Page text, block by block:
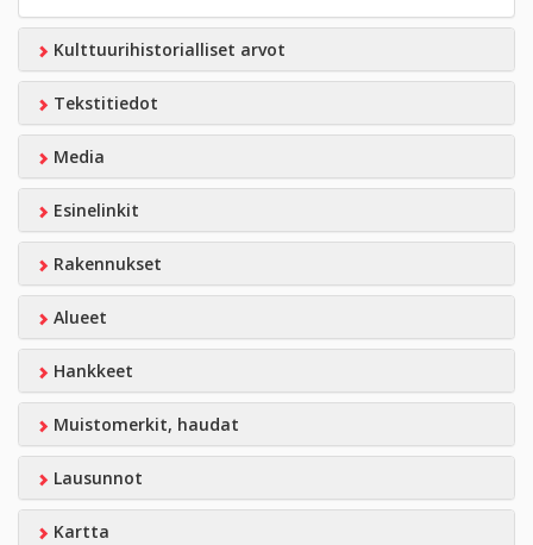
Kulttuurihistorialliset arvot
Tekstitiedot
Media
Esinelinkit
Rakennukset
Alueet
Hankkeet
Muistomerkit, haudat
Lausunnot
Kartta